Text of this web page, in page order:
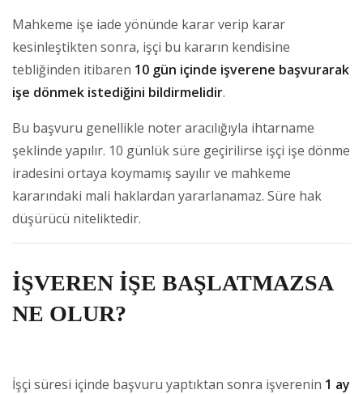
Mahkeme işe iade yönünde karar verip karar
kesinleştikten sonra, işçi bu kararın kendisine
tebliğinden itibaren 10 gün içinde işverene başvurarak
işe dönmek istediğini bildirmelidir.
Bu başvuru genellikle noter aracılığıyla ihtarname
şeklinde yapılır. 10 günlük süre geçirilirse işçi işe dönme
iradesini ortaya koymamış sayılır ve mahkeme
kararındaki mali haklardan yararlanamaz. Süre hak
düşürücü niteliktedir.
İŞVEREN İŞE BAŞLATMAZSA
NE OLUR?
İşçi süresi içinde başvuru yaptıktan sonra işverenin 1 ay